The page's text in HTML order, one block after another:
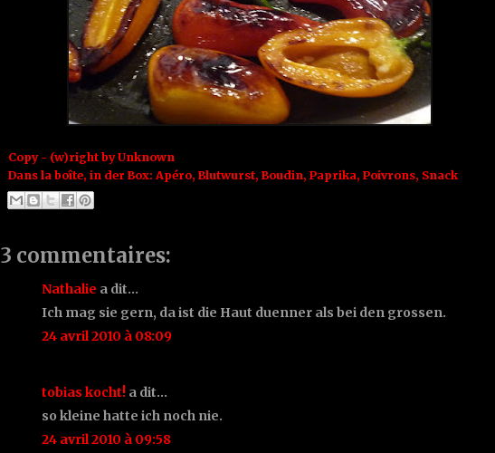
Copy - (w)right byUnknown
Dans la boîte, in der Box:Apéro, Blutwurst, Boudin, Paprika, Poivrons, Snack
3 commentaires:
Nathalie a dit…
Ich mag sie gern, da ist die Haut duenner als bei den grossen.
24 avril 2010 à 08:09
tobias kocht! a dit…
so kleine hatte ich noch nie.
24 avril 2010 à 09:58